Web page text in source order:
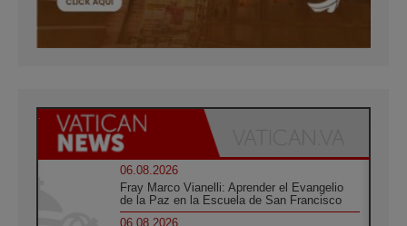
06.08.2026
Fray Marco Vianelli: Aprender el Evangelio
de la Paz en la Escuela de San Francisco
06.08.2026